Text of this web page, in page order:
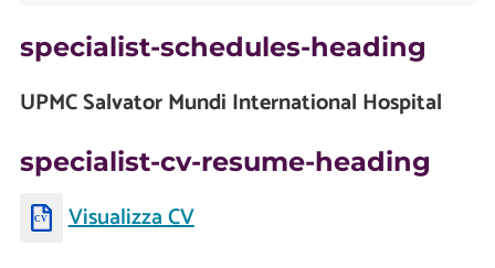
specialist-schedules-heading
UPMC Salvator Mundi International Hospital
specialist-cv-resume-heading
Visualizza CV